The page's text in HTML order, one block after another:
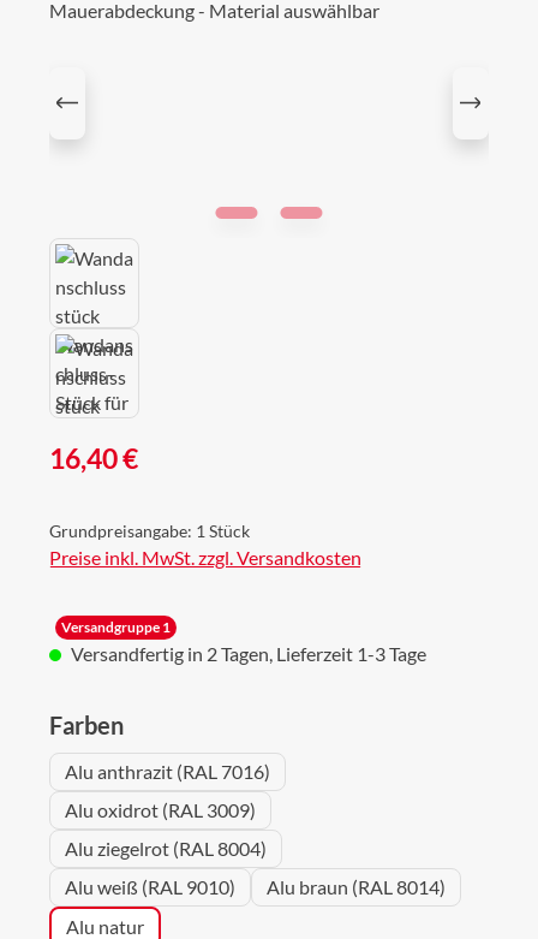
Regulärer Preis:
16,40 €
Grundpreisangabe: 1 Stück
Preise inkl. MwSt. zzgl. Versandkosten
Versandgruppe 1
Versandfertig in 2 Tagen, Lieferzeit 1-3 Tage
Farbenauswählen
Alu anthrazit (RAL 7016)
Alu oxidrot (RAL 3009)
Alu ziegelrot (RAL 8004)
Alu weiß (RAL 9010)
Alu braun (RAL 8014)
Alu natur